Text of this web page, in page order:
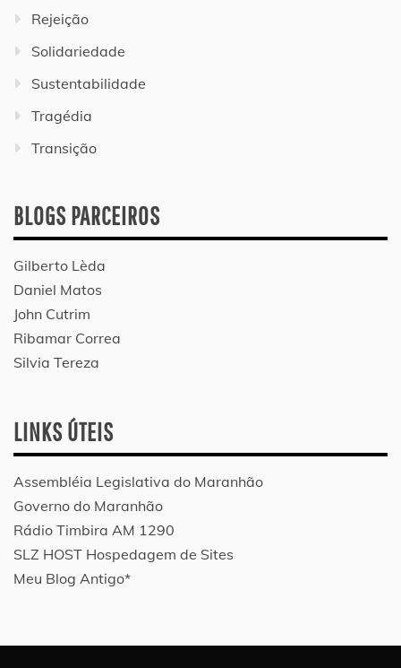
Rejeição
Solidariedade
Sustentabilidade
Tragédia
Transição
BLOGS PARCEIROS
Gilberto Lèda
Daniel Matos
John Cutrim
Ribamar Correa
Silvia Tereza
LINKS ÚTEIS
Assembléia Legislativa do Maranhão
Governo do Maranhão
Rádio Timbira AM 1290
SLZ HOST Hospedagem de Sites
Meu Blog Antigo*